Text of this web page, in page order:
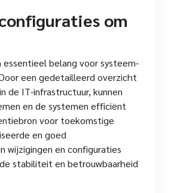
om
belang voor systeem-
een gedetailleerd overzicht
de IT-infrastructuur, kunnen
en de systemen efficiënt
voor toekomstige
en goed
wijzigingen en configuraties
stabiliteit en betrouwbaarheid